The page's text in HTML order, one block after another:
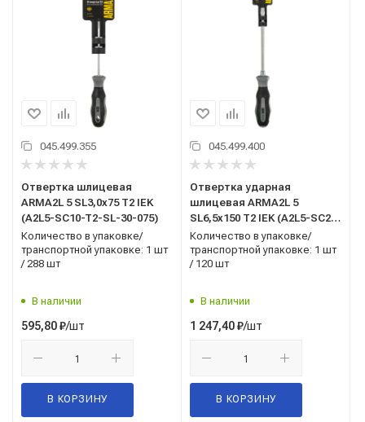
045.499.355
Отвертка шлицевая
ARMA2L 5 SL3,0х75 Т2 IEK
(A2L5-SC10-T2-SL-30-075)
Количество в упаковке/
транспортной упаковке: 1 шт
/ 288 шт
В наличии
595,80₽/шт
В КОРЗИНУ
045.499.400
Отвертка ударная
шлицевая ARMA2L 5
SL6,5х150 Т2 IEK (A2L5-SC20-
T2-SL-65-150)
Количество в упаковке/
транспортной упаковке: 1 шт
/ 120 шт
В наличии
1 247,40₽/шт
В КОРЗИНУ